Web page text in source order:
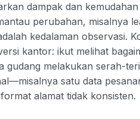
dampak dan kemudahan
perubahan, misalnya
kedalaman observasi.
kantor: ikut melihat
gudang melakukan serah-
satu data
alamat tidak konsisten.